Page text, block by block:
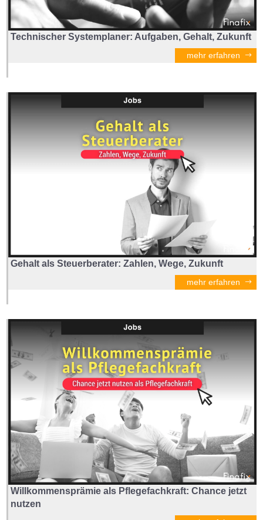
Technischer Systemplaner: Aufgaben, Gehalt, Zukunft
mehr erfahren
Gehalt als Steuerberater: Zahlen, Wege, Zukunft
mehr erfahren
Willkommensprämie als Pflegefachkraft: Chance jetzt
nutzen